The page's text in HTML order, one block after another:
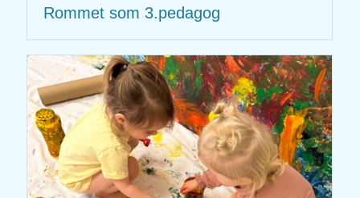
Rommet som 3.pedagog